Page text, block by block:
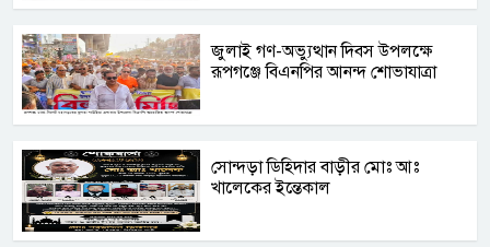
জুলাই গণ-অভ্যুত্থান দিবস উপলক্ষে
রূপগঞ্জে বিএনপির আনন্দ শোভাযাত্রা
সোন্দড়া ডিহিদার বাড়ীর মোঃ আঃ
খালেকের ইন্তেকাল